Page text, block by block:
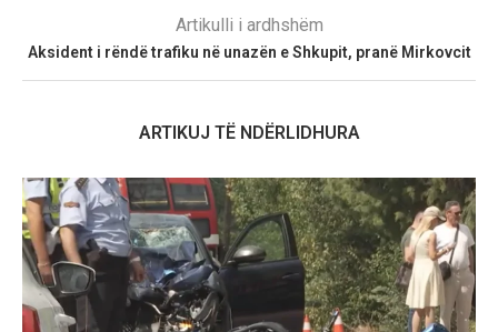
Artikulli i ardhshëm
Aksident i rëndë trafiku në unazën e Shkupit, pranë Mirkovcit
ARTIKUJ TË NDËRLIDHURA